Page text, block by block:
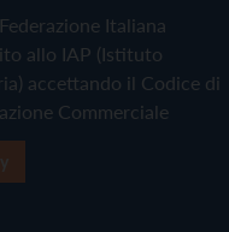
Italiana
allo IAP (Istituto
accettando il Codice di
Commerciale